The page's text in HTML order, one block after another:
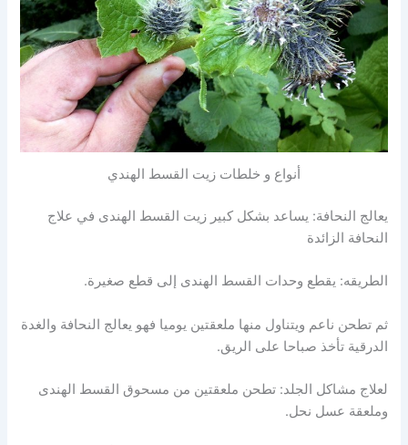
أنواع و خلطات زيت القسط الهندي
يعالج النحافة: يساعد بشكل كبير زيت القسط الهندى في علاج
النحافة الزائدة
الطريقه: يقطع وحدات القسط الهندى إلى قطع صغيرة.
ثم تطحن ناعم ويتناول منها ملعقتين يوميا فهو يعالج النحافة والغدة
الدرقية تأخذ صباحا على الريق.
لعلاج مشاكل الجلد: تطحن ملعقتين من مسحوق القسط الهندى
وملعقة عسل نحل.